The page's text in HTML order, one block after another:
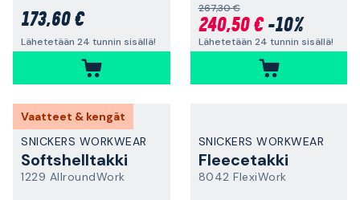
173,60 €
Lähetetään 24 tunnin sisällä!
267,30 €
240,50 €-10%
Lähetetään 24 tunnin sisällä!
Vaatteet & kengät
SNICKERS WORKWEAR
Softshelltakki
1229 AllroundWork
SNICKERS WORKWEAR
Fleecetakki
8042 FlexiWork